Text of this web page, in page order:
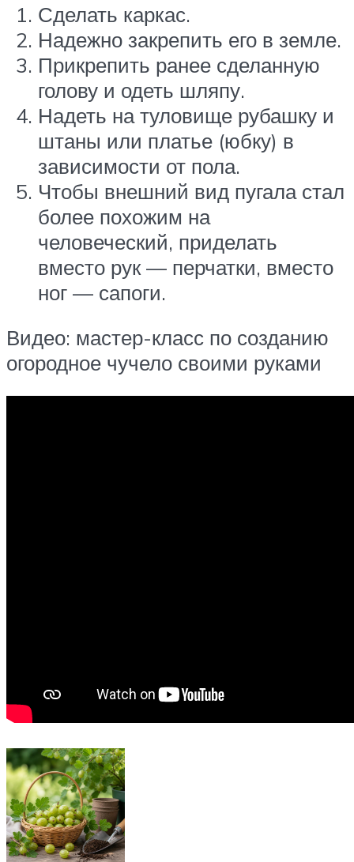
Сделать каркас.
Надежно закрепить его в земле.
Прикрепить ранее сделанную
голову и одеть шляпу.
Надеть на туловище рубашку и
штаны или платье (юбку) в
зависимости от пола.
Чтобы внешний вид пугала стал
более похожим на
человеческий, приделать
вместо рук — перчатки, вместо
ног — сапоги.
Видео: мастер-класс по созданию
огородное чучело своими руками